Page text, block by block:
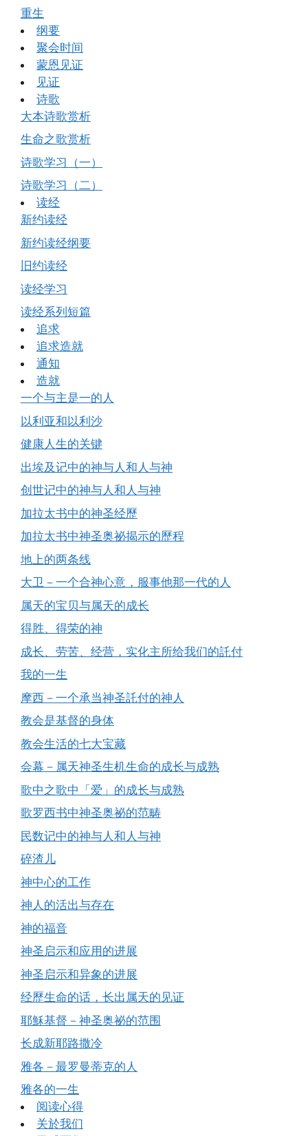
重生
纲要
聚会时间
蒙恩见证
见证
诗歌
大本诗歌赏析
生命之歌赏析
诗歌学习（一）
诗歌学习（二）
读经
新约读经
新约读经纲要
旧约读经
读经学习
读经系列短篇
追求
追求造就
通知
造就
一个与主是一的人
以利亚和以利沙
健康人生的关键
出埃及记中的神与人和人与神
创世记中的神与人和人与神
加拉太书中的神圣经歷
加拉太书中神圣奥祕揭示的歷程
地上的两条线
大卫－一个合神心意，服事他那一代的人
属天的宝贝与属天的成长
得胜、得荣的神
成长、劳苦、经营，实化主所给我们的託付
我的一生
摩西－一个承当神圣託付的神人
教会是基督的身体
教会生活的七大宝藏
会幕－属天神圣生机生命的成长与成熟
歌中之歌中「爱」的成长与成熟
歌罗西书中神圣奥祕的范畴
民数记中的神与人和人与神
碎渣儿
神中心的工作
神人的活出与存在
神的福音
神圣启示和应用的进展
神圣启示和异象的进展
经歷生命的话，长出属天的见证
耶穌基督－神圣奥祕的范围
长成新耶路撒冷
雅各－最罗曼蒂克的人
雅各的一生
阅读心得
关於我们